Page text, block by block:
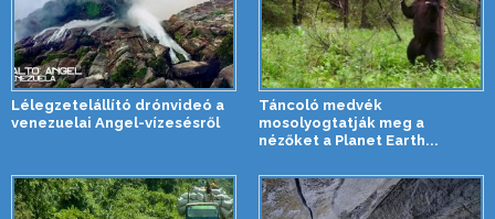
Lélegzetelállító drónvideó a
venezuelai Angel-vízesésről
Táncoló medvék
mosolyogtatják meg a
nézőket a Planet Earth...